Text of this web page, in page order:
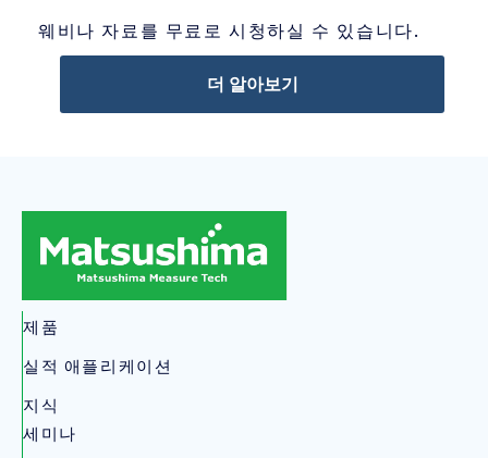
웨비나 자료를 무료로 시청하실 수 있습니다.
더 알아보기
제품
실적 애플리케이션
지식
세미나